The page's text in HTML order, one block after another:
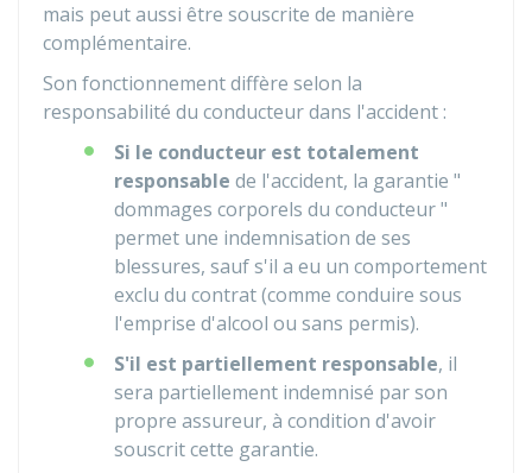
mais peut aussi être souscrite de manière
complémentaire.
Son fonctionnement diffère selon la
responsabilité du conducteur dans l'accident :
Si le conducteur est totalement
responsable de l'accident, la garantie "
dommages corporels du conducteur "
permet une indemnisation de ses
blessures, sauf s'il a eu un comportement
exclu du contrat (comme conduire sous
l'emprise d'alcool ou sans permis).
S'il est partiellement responsable, il
sera partiellement indemnisé par son
propre assureur, à condition d'avoir
souscrit cette garantie.